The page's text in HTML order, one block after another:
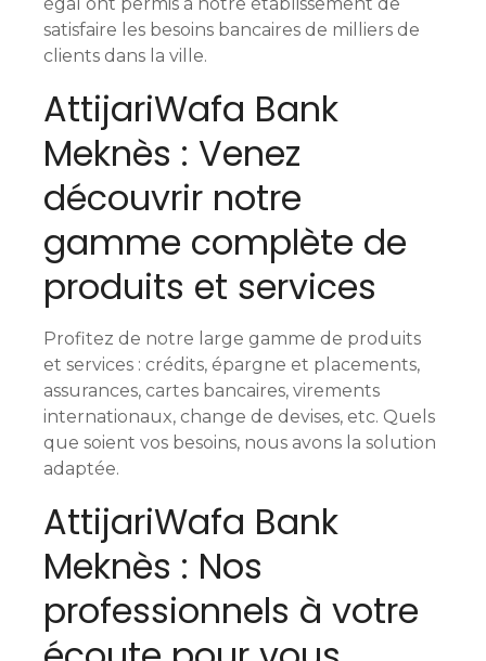
m
satisfaire les besoins bancaires de milliers de
clients dans la ville.
AttijariWafa Bank
Meknès : Venez
découvrir notre
gamme complète de
produits et services
Profitez de notre large gamme de produits
et services : crédits, épargne et placements,
assurances, cartes bancaires, virements
internationaux, change de devises, etc. Quels
que soient vos besoins, nous avons la solution
adaptée.
AttijariWafa Bank
Meknès : Nos
professionnels à votre